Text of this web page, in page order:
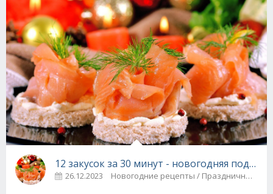
12 закусок за 30 минут - новогодняя
26.12.2023 Новогодние рецепты / Праздничные